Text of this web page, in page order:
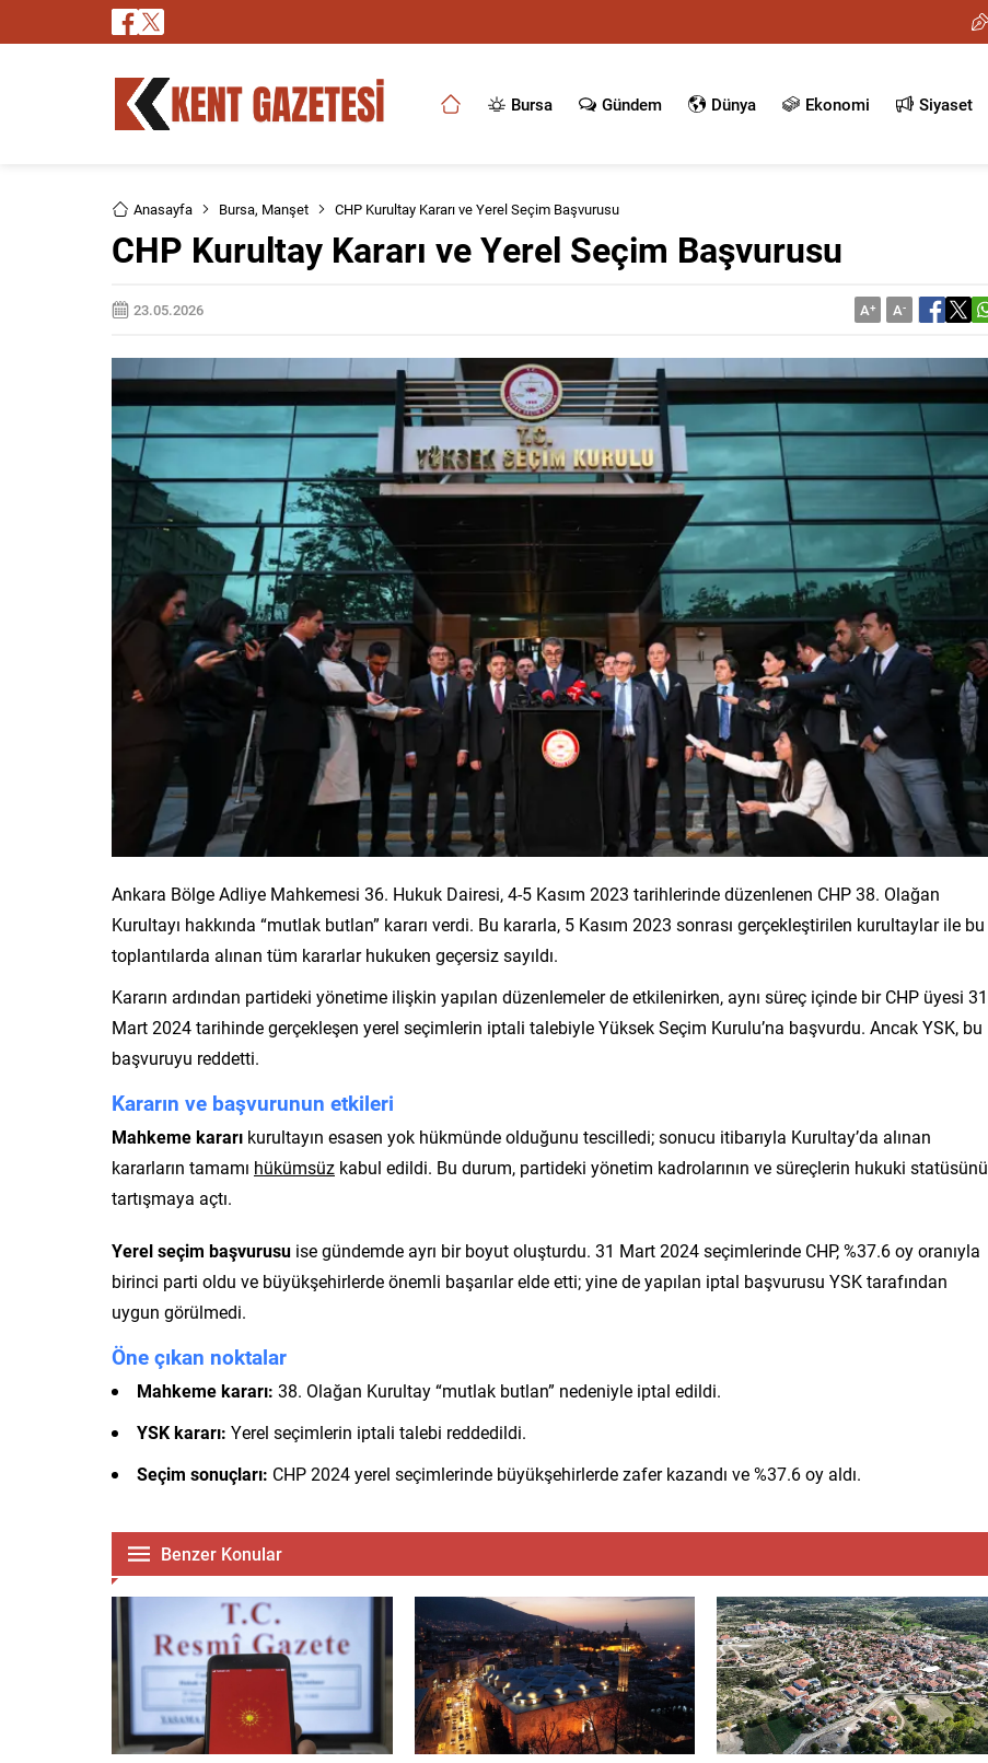
Bursa Gündem Dünya Ekonomi Siyaset
Anasayfa Bursa, Manşet CHP Kurultay Kararı ve Yerel Seçim Başvurusu
CHP Kurultay Kararı ve Yerel Seçim Başvurusu
23.05.2026 A+ A-
Ankara Bölge Adliye Mahkemesi 36. Hukuk Dairesi, 4-5 Kasım 2023 tarihlerinde düzenlenen CHP 38. Olağan
Kurultayı hakkında “mutlak butlan” kararı verdi. Bu kararla, 5 Kasım 2023 sonrası gerçekleştirilen kurultaylar ile bu
toplantılarda alınan tüm kararlar hukuken geçersiz sayıldı.
Kararın ardından partideki yönetime ilişkin yapılan düzenlemeler de etkilenirken, aynı süreç içinde bir CHP üyesi 31
Mart 2024 tarihinde gerçekleşen yerel seçimlerin iptali talebiyle Yüksek Seçim Kurulu’na başvurdu. Ancak YSK, bu
başvuruyu reddetti.
Kararın ve başvurunun etkileri
Mahkeme kararı kurultayın esasen yok hükmünde olduğunu tescilledi; sonucu itibarıyla Kurultay’da alınan
kararların tamamı hükümsüz kabul edildi. Bu durum, partideki yönetim kadrolarının ve süreçlerin hukuki statüsünü
tartışmaya açtı.
Yerel seçim başvurusu ise gündemde ayrı bir boyut oluşturdu. 31 Mart 2024 seçimlerinde CHP, %37.6 oy oranıyla
birinci parti oldu ve büyükşehirlerde önemli başarılar elde etti; yine de yapılan iptal başvurusu YSK tarafından
uygun görülmedi.
Öne çıkan noktalar
Mahkeme kararı: 38. Olağan Kurultay “mutlak butlan” nedeniyle iptal edildi.
YSK kararı: Yerel seçimlerin iptali talebi reddedildi.
Seçim sonuçları: CHP 2024 yerel seçimlerinde büyükşehirlerde zafer kazandı ve %37.6 oy aldı.
Benzer Konular